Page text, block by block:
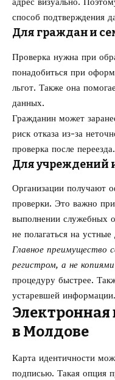
способ подтверждения
Для граждан и
Проверка нужна при
понадобиться при
льгот. Также она
данных.
Гражданин может
риск отказа из-за
проверка после переезда.
Для учреждений
Организации получают
проверки. Это важно
выполнении служебных
не полагаться на
Главное преимущество
регистром, а не
процедуру быстрее.
устаревшей информации.
в Молдове
Карта идентичности
подписью. Такая опция